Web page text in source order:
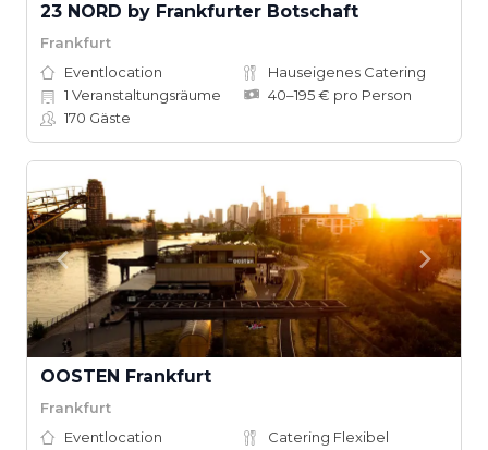
23 NORD by Frankfurter Botschaft
Frankfurt
Eventlocation
Hauseigenes Catering
1 Veranstaltungsräume
40–195 € pro Person
170 Gäste
OOSTEN Frankfurt
Frankfurt
Eventlocation
Catering Flexibel